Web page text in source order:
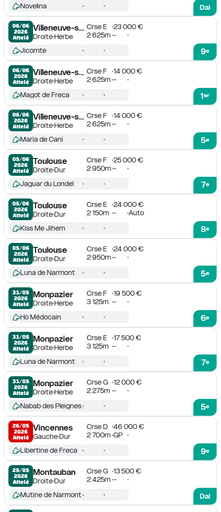
Dai
Novelina
06/06
2026
Attelé
Villeneuve-sur-Lot
DroiteHerbe
Crse E
23 000 €
2 625m -
9e
Jicomte
06/06
2026
Attelé
Villeneuve-sur-Lot
DroiteHerbe
Crse F
14 000 €
2 625m -
1er
Magot de Freca
06/06
2026
Attelé
Villeneuve-sur-Lot
DroiteHerbe
Crse F
14 000 €
2 625m -
5e
Maria de Cani
05/06
2026
Attelé
Toulouse
DroiteDur
Crse F
25 000 €
2 950m -
7e
Jaguar du Londel
05/06
2026
Attelé
Toulouse
DroiteDur
Crse E
24 000 €
2 150m - Auto
8e
Kiss Me Jihem
05/06
2026
Attelé
Toulouse
DroiteDur
Crse E
24 000 €
2 950m -
5e
Luna de Narmont
31/05
2026
Attelé
Monpazier
DroiteHerbe
Crse F
19 500 €
3 125m -
6e
Ho Médocain
31/05
2026
Attelé
Monpazier
DroiteHerbe
Crse E
17 500 €
3 125m -
7e
Luna de Narmont
31/05
2026
Attelé
Monpazier
DroiteHerbe
Crse G
12 000 €
2 275m -
5e
Nabab des Pleignes
26/05
2026
Attelé
Vincennes
GaucheDur
Crse D
46 000 €
2 700m GP
9e
Libertine de Freca
25/05
2026
Attelé
Montauban
DroiteDur
Crse G
13 500 €
2 425m -
Dai
Mutine de Narmont